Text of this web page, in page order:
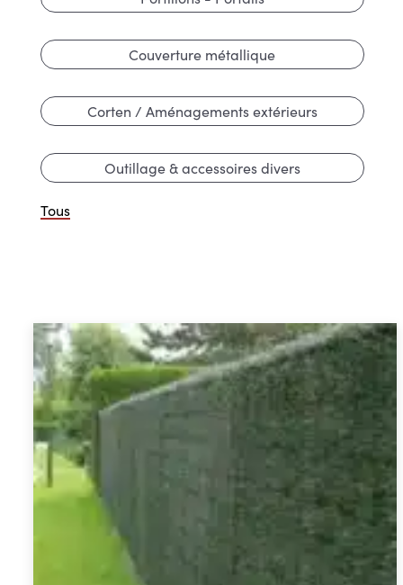
Couverture métallique
Corten / Aménagements extérieurs
Outillage & accessoires divers
Tous